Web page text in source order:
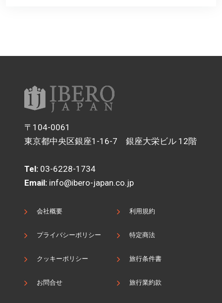
〒104-0061
東京都中央区銀座1-16-7 銀座大栄ビル 12階
Tel: 03-6228-1734
Email: info@ibero-japan.co.jp
会社概要
プライバシーポリシー
クッキーポリシー
お問合せ
利用規約
特定商法
旅行条件書
旅行業約款